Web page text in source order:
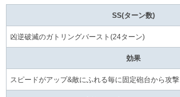
SS(ターン数)
凶逆破滅のガトリングバースト(24ターン)
効果
スピードがアップ&敵にふれる毎に固定砲台から攻撃